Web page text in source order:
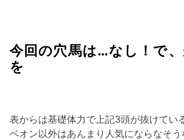
今回の穴馬は…なし！で
を
表からは基礎体力で上記3頭が抜けてい
ベオン以外はあんまり人気にならなそ